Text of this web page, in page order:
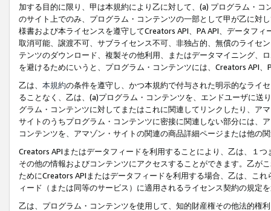
加する目的に限り、甲は本規約により乙に対して、(a) プログラム・
のサイト上でのみ、プログラム・コンテンツの一部として甲が乙に対
様書および本ライセンスを遵守してCreators API、PA API、データフ
取消可能、譲渡不可、サブライセンス不可、非独占的、無償のライセ
テンツのダウンロード、複製その他利用、またはデータマイニング、
を避けるためにいうと、プログラム・コンテンツには、Creators API
乙は、 本規約の条件を遵守し、かつ本規約で付与された明示的なライ
ることなく、乙は、(a)プログラム・コンテンツを、エンドユーザに
グラム・コンテンツに対してまたはこれに関連してリンクしたり、ア
サイトのうちプログラム・コンテンツに密接に関連しない部分には、
コンテンツを、アマゾン・サイトの関連の商品詳細ページまたは他の
Creators APIまたはデータフィードを利用することにより、乙は、１
その他の情報およびコンテンツにアクセスすることができます。乙が
ためにCreators APIまたはデータフィードを利用する場合、乙は、こ
ィード（または同等のサービス）に適用されるライセンス契約の規定
乙は、プログラム・コンテンツを使用して、知的財産権その他法的権